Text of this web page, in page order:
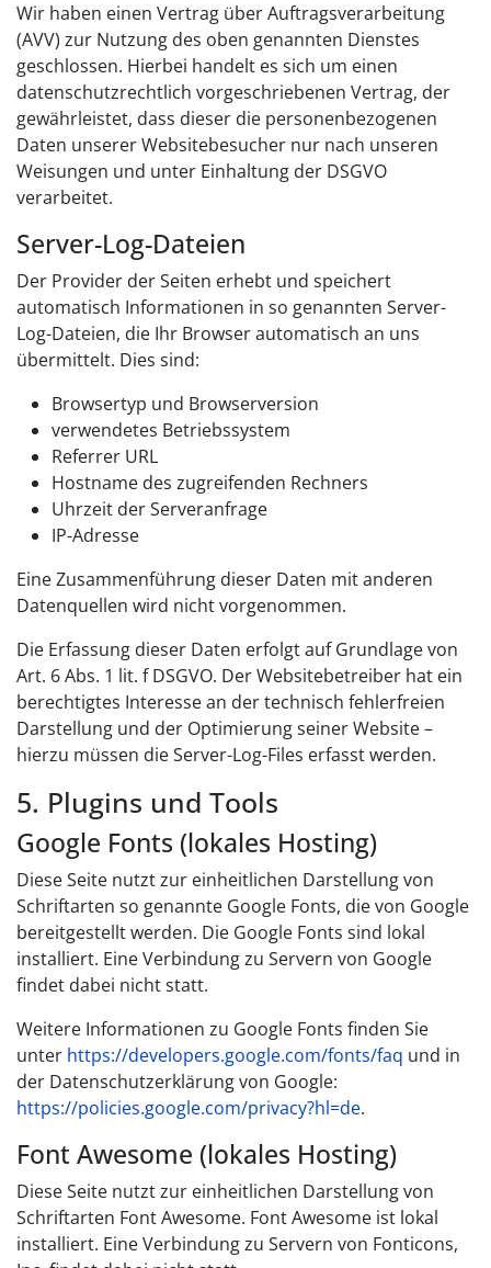
Wir haben einen Vertrag über Auftragsverarbeitung
(AVV) zur Nutzung des oben genannten Dienstes
geschlossen. Hierbei handelt es sich um einen
datenschutzrechtlich vorgeschriebenen Vertrag, der
gewährleistet, dass dieser die personenbezogenen
Daten unserer Websitebesucher nur nach unseren
Weisungen und unter Einhaltung der DSGVO
verarbeitet.
Server-Log-Dateien
Der Provider der Seiten erhebt und speichert
automatisch Informationen in so genannten Server-
Log-Dateien, die Ihr Browser automatisch an uns
übermittelt. Dies sind:
Browsertyp und Browserversion
verwendetes Betriebssystem
Referrer URL
Hostname des zugreifenden Rechners
Uhrzeit der Serveranfrage
IP-Adresse
Eine Zusammenführung dieser Daten mit anderen
Datenquellen wird nicht vorgenommen.
Die Erfassung dieser Daten erfolgt auf Grundlage von
Art. 6 Abs. 1 lit. f DSGVO. Der Websitebetreiber hat ein
berechtigtes Interesse an der technisch fehlerfreien
Darstellung und der Optimierung seiner Website –
hierzu müssen die Server-Log-Files erfasst werden.
5. Plugins und Tools
Google Fonts (lokales Hosting)
Diese Seite nutzt zur einheitlichen Darstellung von
Schriftarten so genannte Google Fonts, die von Google
bereitgestellt werden. Die Google Fonts sind lokal
installiert. Eine Verbindung zu Servern von Google
findet dabei nicht statt.
Weitere Informationen zu Google Fonts finden Sie
unter https://developers.google.com/fonts/faq und in
der Datenschutzerklärung von Google:
https://policies.google.com/privacy?hl=de.
Font Awesome (lokales Hosting)
Diese Seite nutzt zur einheitlichen Darstellung von
Schriftarten Font Awesome. Font Awesome ist lokal
installiert. Eine Verbindung zu Servern von Fonticons,